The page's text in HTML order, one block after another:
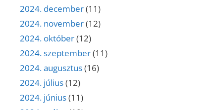
2024. december(11)
2024. november(12)
2024. október(12)
2024. szeptember(11)
2024. augusztus(16)
2024. július(12)
2024. június(11)